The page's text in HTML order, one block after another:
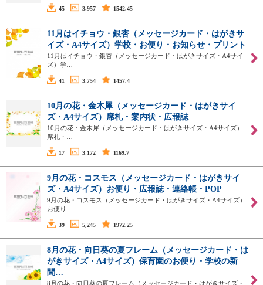
45 3,957 1542.45
11月はイチョウ・銀杏（メッセージカード・はがきサ
イズ・A4サイズ）学校・お便り・お知らせ・プリント
11月はイチョウ・銀杏（メッセージカード・はがきサイズ・A4サイ
ズ）学…
41 3,754 1457.4
10月の花・金木犀（メッセージカード・はがきサイ
ズ・A4サイズ）席札・案内状・広報誌
10月の花・金木犀（メッセージカード・はがきサイズ・A4サイズ）
席札・…
17 3,172 1169.7
9月の花・コスモス（メッセージカード・はがきサイ
ズ・A4サイズ）お便り・広報誌・連絡帳・POP
9月の花・コスモス（メッセージカード・はがきサイズ・A4サイズ）
お便り…
39 5,245 1972.25
8月の花・向日葵の夏フレーム（メッセージカード・は
がきサイズ・A4サイズ）保育園のお便り・学校の新
聞…
8月の花・向日葵の夏フレーム（メッセージカード・はがきサイズ・